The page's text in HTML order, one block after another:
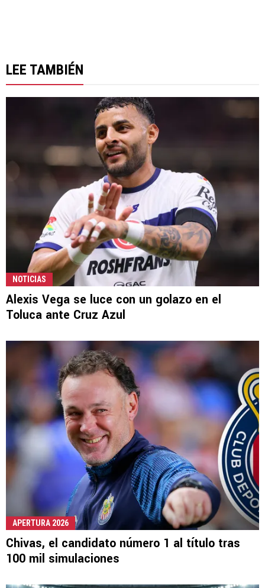
LEE TAMBIÉN
NOTICIAS
Alexis Vega se luce con un golazo en el
Toluca ante Cruz Azul
APERTURA 2026
Chivas, el candidato número 1 al título tras
100 mil simulaciones